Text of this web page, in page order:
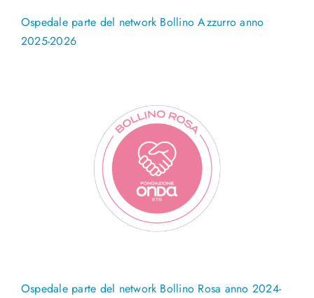
Ospedale parte del network Bollino Azzurro anno
2025-2026
Ospedale parte del network Bollino Rosa anno 2024-